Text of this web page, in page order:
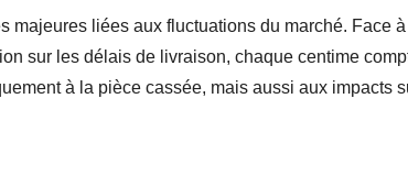
majeures liées aux fluctuations du marché. Face
sur les délais de livraison, chaque centime
à la pièce cassée, mais aussi aux impacts